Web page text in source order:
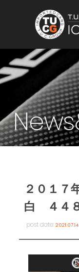
２０１７
白 ４４
post date:2021.07.14